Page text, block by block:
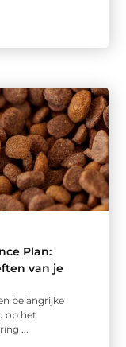
Plan:
van je
belangrijke
op het
...